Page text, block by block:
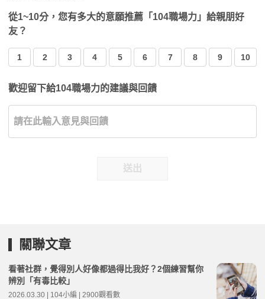
從1~10分，您有多大的意願推薦「104職場力」給親朋好
友？
1 2 3 4 5 6 7 8 9 10
歡迎留下給104職場力的建議與回饋
送出
關聯文章
看著社群，覺得別人好像都過得比我好？2個練習幫你
辨別「有毒比較」
2026.03.30 | 104小編 | 2900觀看數